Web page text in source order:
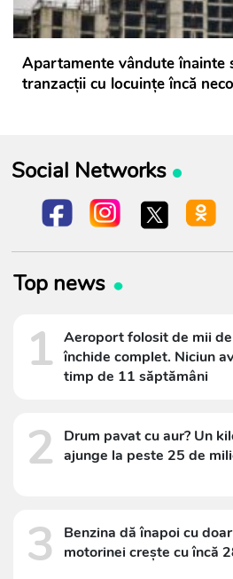
Apartamente vândute înainte
tranzacții cu locuințe încă
Social Networks
Top news
1 Aeroport folosit de mii
închide complet. Niciun
timp de 11 săptămâni
2
Drum pavat cu aur? Un
ajunge la peste 25 de
3
Benzina dă înapoi cu
motorinei crește cu încă